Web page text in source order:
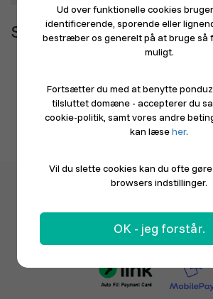
Sportudstyr og udendørs
Ud over funktionelle cookies
identificerende, sporende eller
bestræber os generelt på at bruge så
muligt.
Fortsætter du med at benytte
tilsluttet domæne - accepterer du
cookie-politik, samt vores andre
kan læseher.
Vil du slette cookies kan du ofte
browsers indstillinger.
OK - jeg forstår.